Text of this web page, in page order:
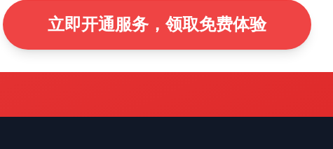
立即开通服务，领取免费体验